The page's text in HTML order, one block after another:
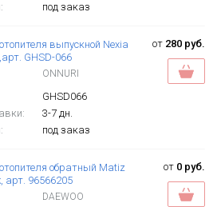
под заказ
выпускной Nexia
GHSD-066
ONNURI
GHSD066
3-7 дн.
под заказ
от 280 руб.
обратный Matiz
арт. 96566205
DAEWOO
от 0 руб.